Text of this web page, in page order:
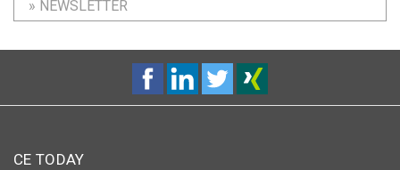
» NEWSLETTER
CE TODAY